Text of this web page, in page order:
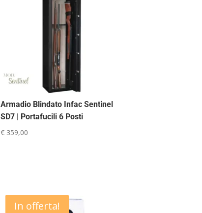
Armadio Blindato Infac Sentinel
SD7 | Portafucili 6 Posti
€ 359,00
In offerta!